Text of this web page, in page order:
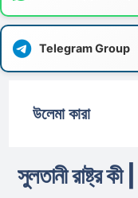
Telegram Group
উলেমা কারা
সুলতানী রাষ্ট্র কী